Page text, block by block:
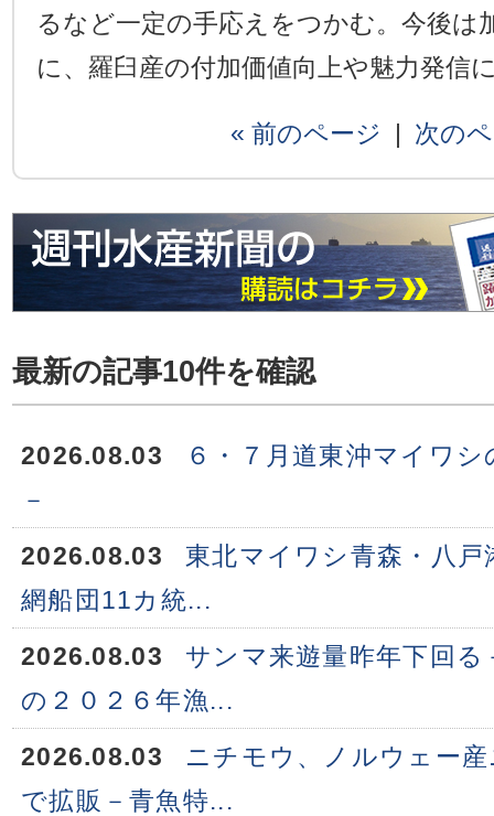
るなど一定の手応えをつかむ。今後は
に、羅臼産の付加価値向上や魅力発信
« 前のページ | 次の
最新の記事10件を確認
2026.08.03
６・７月道東沖マイワ
－
2026.08.03
東北マイワシ青森・八
網船団11カ統...
2026.08.03
サンマ来遊量昨年下回
の２０２６年漁...
2026.08.03
ニチモウ、ノルウェー
で拡販－青魚特...